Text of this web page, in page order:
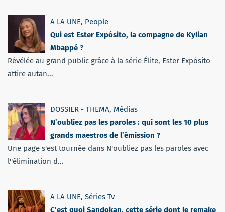
A LA UNE, People
Qui est Ester Expósito, la compagne de Kylian
Mbappé ?
Révélée au grand public grâce à la série Élite, Ester Expósito
attire autan...
DOSSIER - THEMA, Médias
N’oubliez pas les paroles : qui sont les 10 plus
grands maestros de l’émission ?
Une page s'est tournée dans N'oubliez pas les paroles avec
l''élimination d...
A LA UNE, Séries Tv
C’est quoi Sandokan, cette série dont le remake